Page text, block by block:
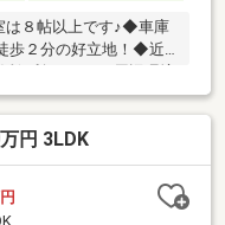
８帖以上です♪◆車庫
歩２分の好立地！◆近
郵便局まで徒歩３分コ
ブンイレブン 宝塚小林
徒歩５分サンディ 宝塚
中学校◆◇◆今すぐご覧
】をタップしてくださ
円 3LDK